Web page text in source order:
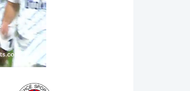
02:49